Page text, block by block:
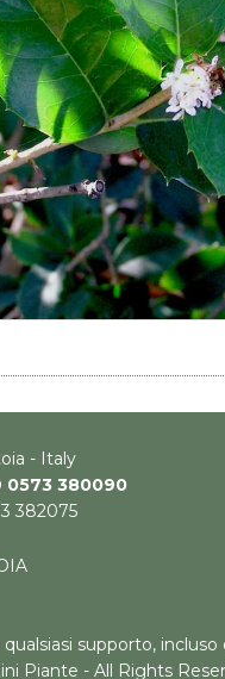
- Italy
0573 380090
382075
supporto,
Piante - All Rights